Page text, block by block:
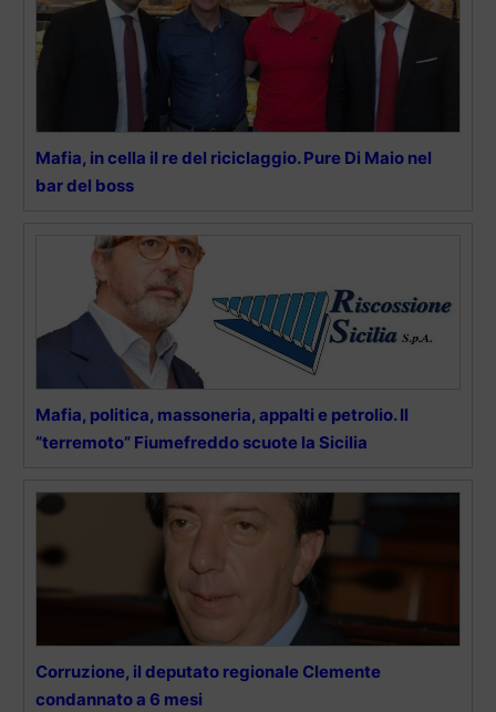
Mafia, in cella il re del riciclaggio. Pure Di Maio nel
bar del boss
Mafia, politica, massoneria, appalti e petrolio. Il
“terremoto” Fiumefreddo scuote la Sicilia
Corruzione, il deputato regionale Clemente
condannato a 6 mesi